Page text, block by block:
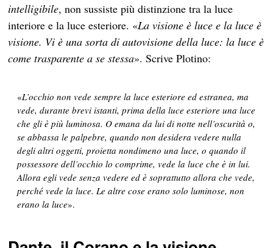
intelligibile, non sussiste più distinzione tra la luce
interiore e la luce esteriore. «La visione è luce e la luce è
visione. Vi è una sorta di autovisione della luce: la luce è
come trasparente a se stessa». Scrive Plotino:
«L’occhio non vede sempre la luce esteriore ed estranea, ma
vede, durante brevi istanti, prima della luce esteriore una luce
che gli è più luminosa. O emana da lui di notte nell’oscurità o,
se abbassa le palpebre, quando non desidera vedere nulla
degli altri oggetti, proietta nondimeno una luce, o quando il
possessore dell’occhio lo comprime, vede la luce che è in lui.
Allora egli vede senza vedere ed è soprattutto allora che vede,
perché vede la luce. Le altre cose erano solo luminose, non
erano la luce».